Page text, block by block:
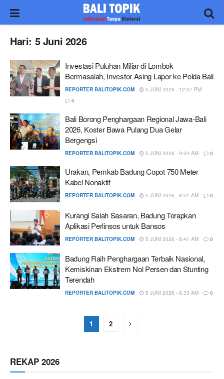
Hari: 5 Juni 2026
Investasi Puluhan Miliar di Lombok
Bermasalah, Investor Asing Lapor ke Polda Bali
REPORTER BALITOPIK.COM
5 JUNI 2026 - 12:07 PM
0
Bali Borong Penghargaan Regional Jawa-Bali
2026, Koster Bawa Pulang Dua Gelar
Bergengsi
REPORTER BALITOPIK.COM 5 JUNI 2026 - 9:04 AM 0
Urakan, Pemkab Badung Copot 750 Meter
Kabel Nonaktif
REPORTER BALITOPIK.COM 5 JUNI 2026 - 8:51 AM 0
Kurangi Salah Sasaran, Badung Terapkan
Aplikasi Perlinsos untuk Bansos
REPORTER BALITOPIK.COM 5 JUNI 2026 - 8:41 AM 0
Badung Raih Penghargaan Terbaik Nasional,
Kemiskinan Ekstrem Nol Persen dan Stunting
Terendah
REPORTER BALITOPIK.COM 5 JUNI 2026 - 8:33 AM 0
1 2
REKAP 2026